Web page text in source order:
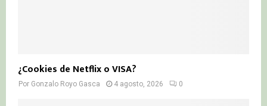
¿Cookies de Netflix o VISA?
Por Gonzalo Royo Gasca 4 agosto, 2026 0